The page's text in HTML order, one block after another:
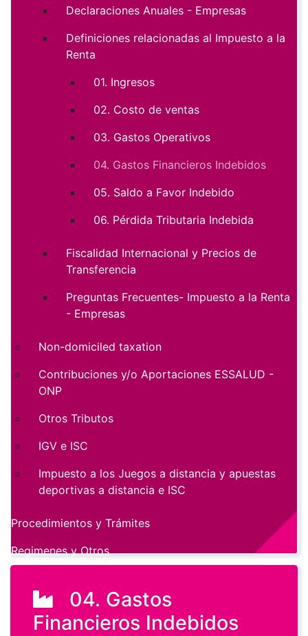
04. Gastos
Financieros Indebidos
Declaraciones Anuales - Empresas
Definiciones relacionadas al Impuesto a la
Renta
01. Ingresos
02. Costo de ventas
03. Gastos Operativos
04. Gastos Financieros Indebidos
05. Saldo a Favor Indebido
06. Pérdida Tributaria Indebida
Fiscalidad Internacional y Precios de
Transferencia
Preguntas Frecuentes- Impuesto a la Renta
- Empresas
Non-domiciled taxation
Contribuciones y/o Aportaciones ESSALUD -
ONP
Otros Tributos
IGV e ISC
Impuesto a los Juegos a distancia y apuestas
deportivas a distancia e ISC
Procedimientos y Trámites
Regimenes y Otros